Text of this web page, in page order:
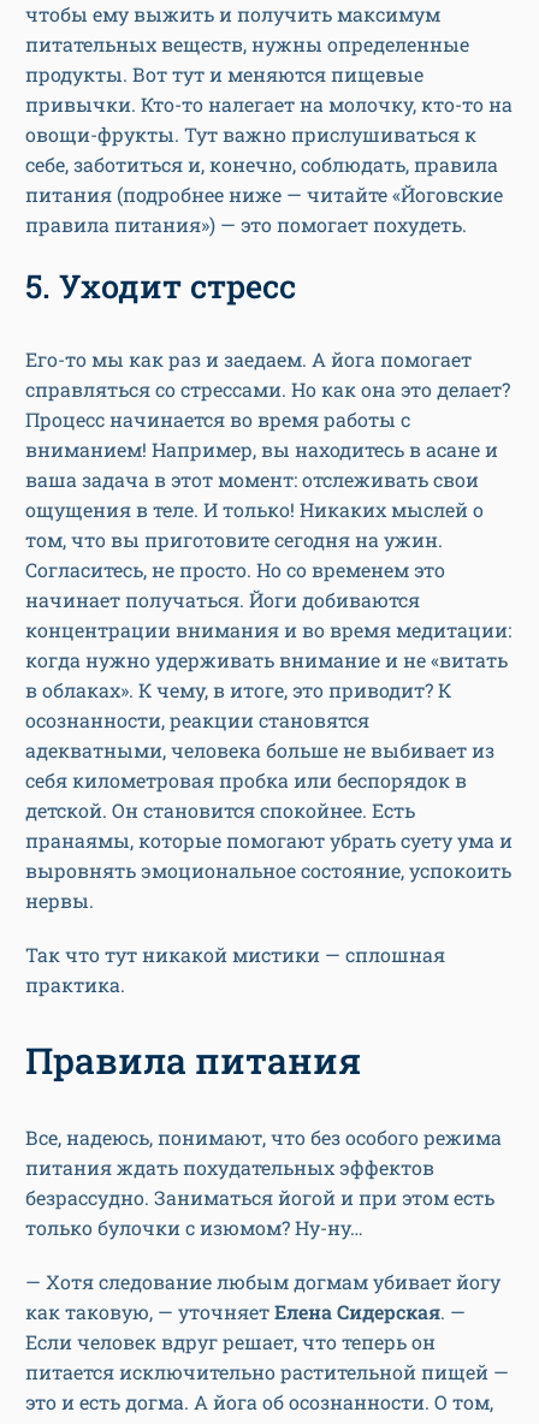
чтобы ему выжить и получить максимум
питательных веществ, нужны определенные
продукты. Вот тут и меняются пищевые
привычки. Кто-то налегает на молочку, кто-то на
овощи-фрукты. Тут важно прислушиваться к
себе, заботиться и, конечно, соблюдать, правила
питания (подробнее ниже — читайте «Йоговские
правила питания») — это помогает похудеть.
5. Уходит стресс
Его-то мы как раз и заедаем. А йога помогает
справляться со стрессами. Но как она это делает?
Процесс начинается во время работы с
вниманием! Например, вы находитесь в асане и
ваша задача в этот момент: отслеживать свои
ощущения в теле. И только! Никаких мыслей о
том, что вы приготовите сегодня на ужин.
Согласитесь, не просто. Но со временем это
начинает получаться. Йоги добиваются
концентрации внимания и во время медитации:
когда нужно удерживать внимание и не «витать
в облаках». К чему, в итоге, это приводит? К
осознанности, реакции становятся
адекватными, человека больше не выбивает из
себя километровая пробка или беспорядок в
детской. Он становится спокойнее. Есть
пранаямы, которые помогают убрать суету ума и
выровнять эмоциональное состояние, успокоить
нервы.
Так что тут никакой мистики — сплошная
практика.
Правила питания
Все, надеюсь, понимают, что без особого режима
питания ждать похудательных эффектов
безрассудно. Заниматься йогой и при этом есть
только булочки с изюмом? Ну-ну…
— Хотя следование любым догмам убивает йогу
как таковую, — уточняетЕлена Сидерская. —
Если человек вдруг решает, что теперь он
питается исключительно растительной пищей —
это и есть догма. А йога об осознанности. О том,